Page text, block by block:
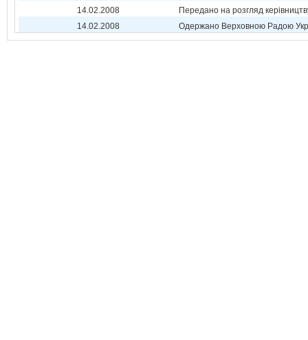
14.02.2008
Передано на розгляд
14.02.2008
Одержано Верховною Радою